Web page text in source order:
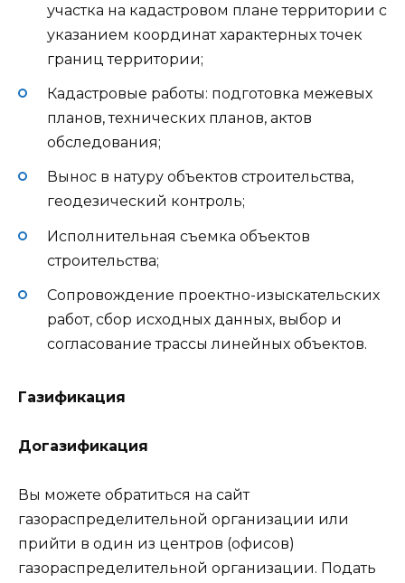
участка на кадастровом плане территории с
указанием координат характерных точек
границ территории;
Кадастровые работы: подготовка межевых
планов, технических планов, актов
обследования;
Вынос в натуру объектов строительства,
геодезический контроль;
Исполнительная съемка объектов
строительства;
Сопровождение проектно-изыскательских
работ, сбор исходных данных, выбор и
согласование трассы линейных объектов.
Газификация
Догазификация
Вы можете обратиться на сайт
газораспределительной организации или
прийти в один из центров (офисов)
газораспределительной организации. Подать